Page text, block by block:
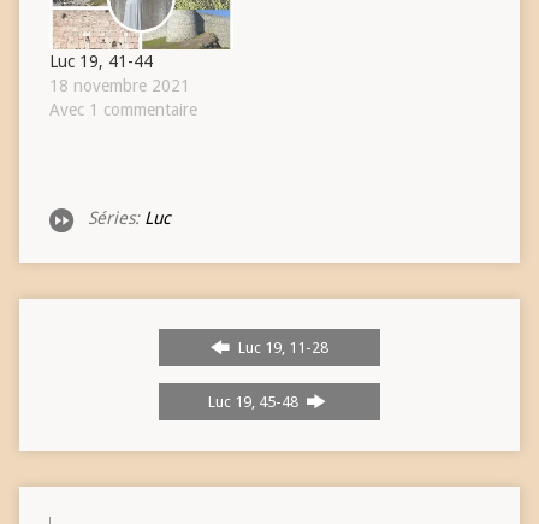
Luc 19, 41-44
18 novembre 2021
Avec 1 commentaire
Séries: Luc
Luc 19, 11-28
Luc 19, 45-48